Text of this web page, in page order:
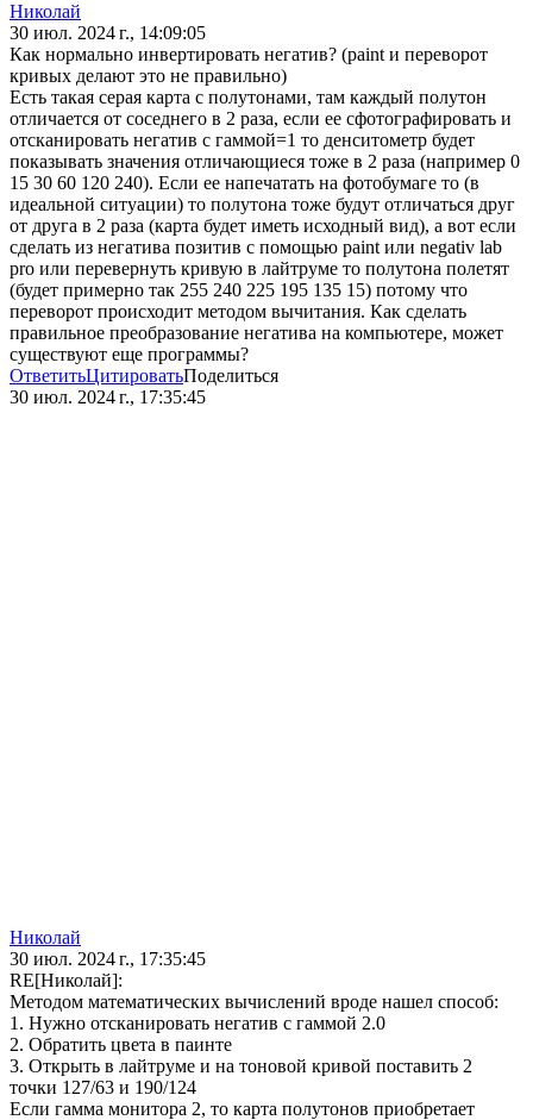
Николай
30 июл. 2024 г., 14:09:05
Как нормально инвертировать негатив? (paint и переворот
кривых делают это не правильно)
Есть такая серая карта с полутонами, там каждый полутон
отличается от соседнего в 2 раза, если ее сфотографировать и
отсканировать негатив с гаммой=1 то денситометр будет
показывать значения отличающиеся тоже в 2 раза (например 0
15 30 60 120 240). Если ее напечатать на фотобумаге то (в
идеальной ситуации) то полутона тоже будут отличаться друг
от друга в 2 раза (карта будет иметь исходный вид), а вот если
сделать из негатива позитив с помощью paint или negativ lab
pro или перевернуть кривую в лайтруме то полутона полетят
(будет примерно так 255 240 225 195 135 15) потому что
переворот происходит методом вычитания. Как сделать
правильное преобразование негатива на компьютере, может
существуют еще программы?
ОтветитьЦитироватьПоделиться
30 июл. 2024 г., 17:35:45
Николай
30 июл. 2024 г., 17:35:45
RE[Николай]:
Методом математических вычислений вроде нашел способ:
1. Нужно отсканировать негатив с гаммой 2.0
2. Обратить цвета в паинте
3. Открыть в лайтруме и на тоновой кривой поставить 2
точки 127/63 и 190/124
Если гамма монитора 2, то карта полутонов приобретает